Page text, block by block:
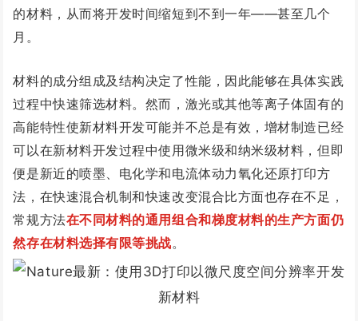
的材料，从而将开发时间缩短到不到一年——甚至几个
月。
材料的成分组成及结构决定了性能，因此能够在具体实践
过程中快速筛选材料。然而，激光或其他等离子体固有的
高能特性使新材料开发可能并不总是有效，增材制造已经
可以在新材料开发过程中使用微米级和纳米级材料，但即
便是新近的喷墨、电化学和电流体动力氧化还原打印方
法，在快速混合机制和快速改变混合比方面也存在不足，
常规方法在不同材料的通用组合和梯度材料的生产方面仍
然存在材料选择有限等挑战。